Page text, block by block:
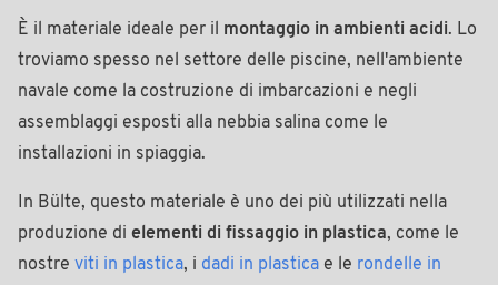
È il materiale ideale per il montaggio in ambienti acidi. Lo
troviamo spesso nel settore delle piscine, nell'ambiente
navale come la costruzione di imbarcazioni e negli
assemblaggi esposti alla nebbia salina come le
installazioni in spiaggia.
In Bülte, questo materiale è uno dei più utilizzati nella
produzione di elementi di fissaggio in plastica, come le
nostre viti in plastica, i dadi in plastica e le rondelle in